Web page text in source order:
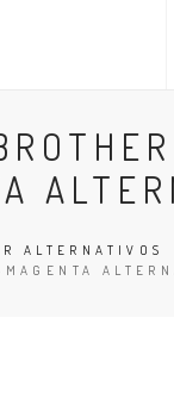
ALTERNATIVOS